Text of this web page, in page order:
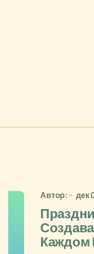
Автор: дек
Каждом